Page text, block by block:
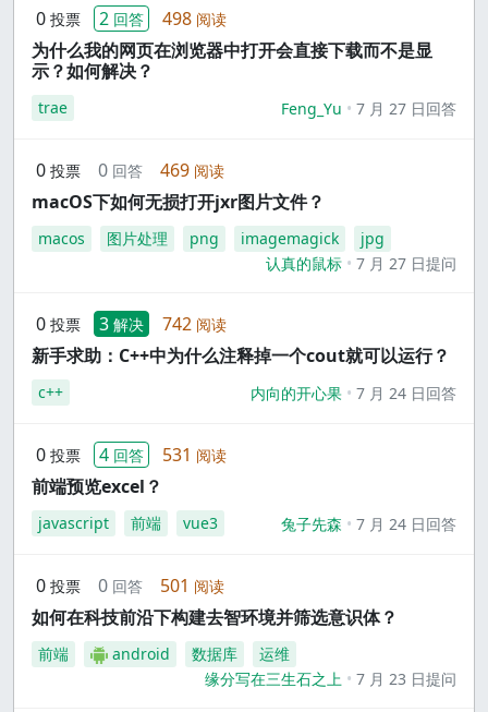
0 投票 2 回答 498 阅读
为什么我的网页在浏览器中打开会直接下载而不是显
示？如何解决？
trae Feng_Yu 7 月 27 日回答
0 投票 0 回答 469 阅读
macOS下如何无损打开jxr图片文件？
macos 图片处理 png imagemagick
jpg
认真的鼠标
7 月 27 日提问
0 投票 3 解决 742 阅读
新手求助：C++中为什么注释掉一个cout就可以运行？
c++ 内向的开心果 7 月 24 日回答
0 投票 4 回答 531 阅读
前端预览excel？
javascript 前端 vue3 兔子先森 7 月 24 日回答
0 投票 0 回答 501 阅读
如何在科技前沿下构建去智环境并筛选意识体？
前端 android 数据库
运维
缘分写在三生石之上
7 月 23 日提问